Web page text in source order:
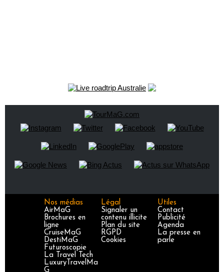
Nos médias
AirMaG
Brochures en
ligne
CruiseMaG
DestiMaG
Futuroscopie
La Travel Tech
LuxuryTravelMa
G
Légal
Signaler un
contenu illicite
Plan du site
RGPD
Cookies
Utiles
Contact
Publicité
Agenda
La presse en
parle